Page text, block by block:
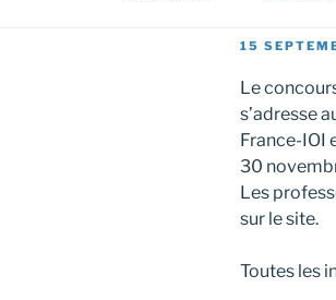
PUBLIÉ
15
Le
s’adresse
France-IOI
30
Les
sur le site.
Toutes les